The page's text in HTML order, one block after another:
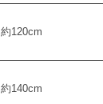
約120cm
約140cm